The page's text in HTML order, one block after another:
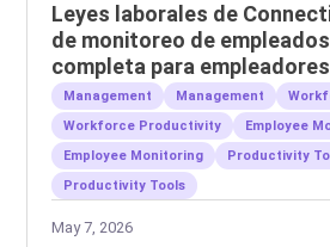
Leyes laborales de
de monitoreo de
completa para empleadores
Management Management
Workforce Productivity
Employee
Employee Monitoring
Productivity
Productivity Tools
May 7, 2026